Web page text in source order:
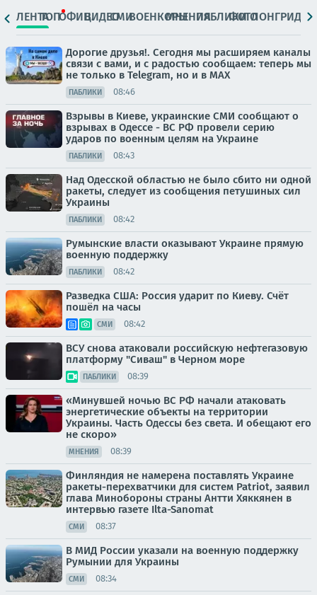
ЛЕНТАТОПОФИЦ.ВИДЕОСМИВОЕНКОРЫМНЕНИЯПАБЛИКИ
ФОТОЛОНГРИДЫ
Дорогие друзья!. Сегодня мы расширяем каналы
связи с вами, и с радостью сообщаем: теперь мы
не только в Telegram, но и в МАХ
ПАБЛИКИ 08:46
Взрывы в Киеве, украинские СМИ сообщают о
взрывах в Одессе - ВС РФ провели серию
ударов по военным целям на Украине
ПАБЛИКИ 08:43
Над Одесской областью не было сбито ни одной
ракеты, следует из сообщения петушиных сил
Украины
ПАБЛИКИ 08:42
Румынские власти оказывают Украине прямую
военную поддержку
ПАБЛИКИ 08:42
Разведка США: Россия ударит по Киеву. Счёт
пошёл на часы
СМИ 08:42
ВСУ снова атаковали российскую нефтегазовую
платформу "Сиваш" в Черном море
ПАБЛИКИ 08:39
«Минувшей ночью ВС РФ начали атаковать
энергетические объекты на территории
Украины. Часть Одессы без света. И обещают его
не скоро»
МНЕНИЯ 08:39
Финляндия не намерена поставлять Украине
ракеты-перехватчики для систем Patriot, заявил
глава Минобороны страны Антти Хяккянен в
интервью газете Ilta-Sanomat
СМИ 08:37
В МИД России указали на военную поддержку
Румынии для Украины
СМИ 08:34